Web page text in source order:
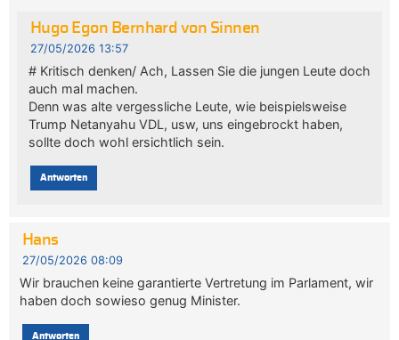
Hugo Egon Bernhard von Sinnen
27/05/2026 13:57
# Kritisch denken/ Ach, Lassen Sie die jungen Leute doch
auch mal machen.
Denn was alte vergessliche Leute, wie beispielsweise
Trump Netanyahu VDL, usw, uns eingebrockt haben,
sollte doch wohl ersichtlich sein.
Antworten
Hans
27/05/2026 08:09
Wir brauchen keine garantierte Vertretung im Parlament, wir
haben doch sowieso genug Minister.
Antworten